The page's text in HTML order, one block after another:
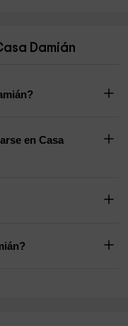
Damián
en Casa